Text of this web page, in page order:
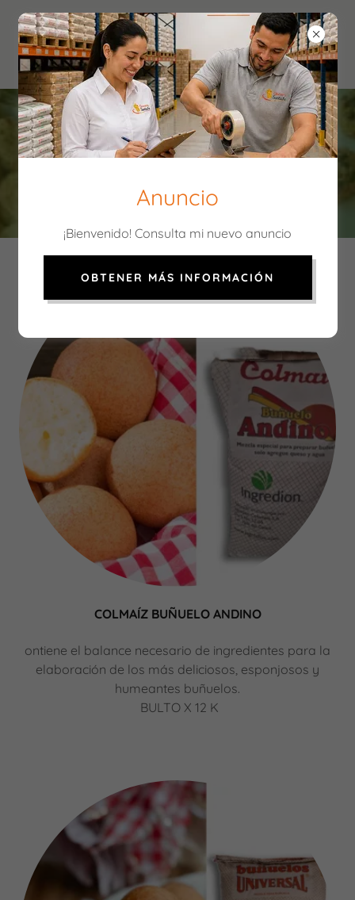
COLMAÍZ BUÑUELO ANDINO
ontiene el balance necesario de ingredientes para la
elaboración de los más deliciosos, esponjosos y
humeantes buñuelos.
BULTO X 12 K
Anuncio
¡Bienvenido! Consulta mi nuevo anuncio
OBTENER MÁS INFORMACIÓN